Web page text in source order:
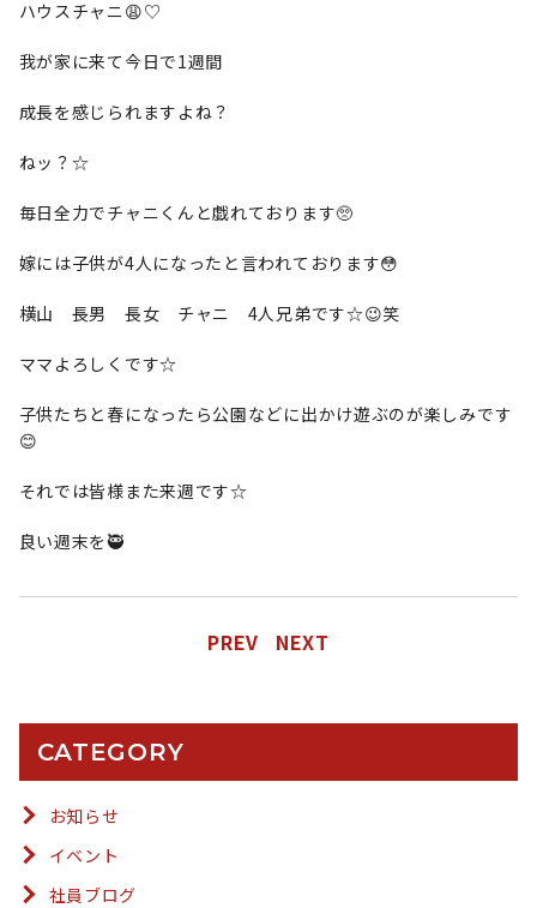
ハウスチャニ😩♡
我が家に来て今日で1週間
成長を感じられますよね？
ねッ？☆
毎日全力でチャニくんと戯れております🥺
嫁には子供が4人になったと言われております😳
横山 長男 長女 チャニ 4人兄弟です☆😉笑
ママよろしくです☆
子供たちと春になったら公園などに出かけ遊ぶのが楽しみです
😊
それでは皆様また来週です☆
良い週末を🥷
PREV NEXT
CATEGORY
お知らせ
イベント
社員ブログ